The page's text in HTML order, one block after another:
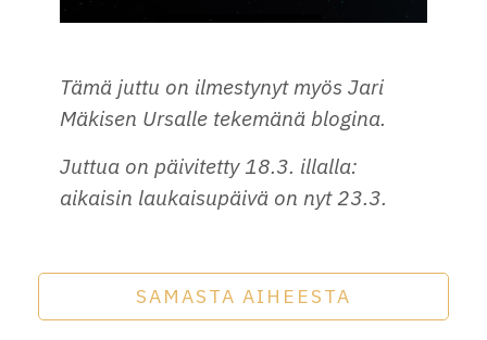
Tämä juttu on ilmestynyt myös Jari
Mäkisen Ursalle tekemänä blogina.
Juttua on päivitetty 18.3. illalla:
aikaisin laukaisupäivä on nyt 23.3.
SAMASTA AIHEESTA